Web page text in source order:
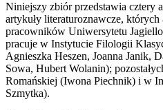
Niniejszy zbiór przedstawia cztery
artykuły literaturoznawcze,
pracowników Uniwersytetu
pracuje w Instytucie Filologii
Agnieszka Heszen, Joanna Janik,
Sowa, Hubert Wolanin);
Romańskiej (Iwona Piechnik) i w
Szmytka).